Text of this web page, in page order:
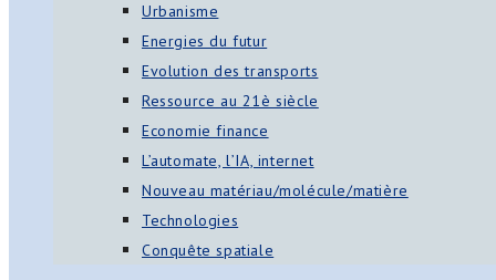
Urbanisme
Energies du futur
Evolution des transports
Ressource au 21è siècle
Economie finance
L’automate, l’IA, internet
Nouveau matériau/molécule/matière
Technologies
Conquête spatiale